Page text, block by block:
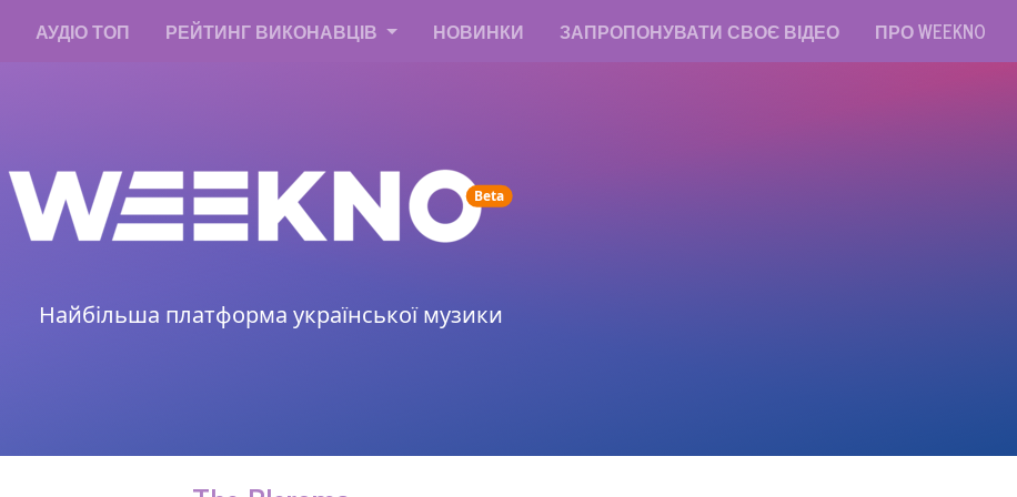
АУДІО ТОП РЕЙТИНГ ВИКОНАВЦІВ НОВИНКИ ЗАПРОПОНУВАТИ СВОЄ ВІДЕО ПРО WEEKNO
Betaunread messages
Найбільша платформа української музики